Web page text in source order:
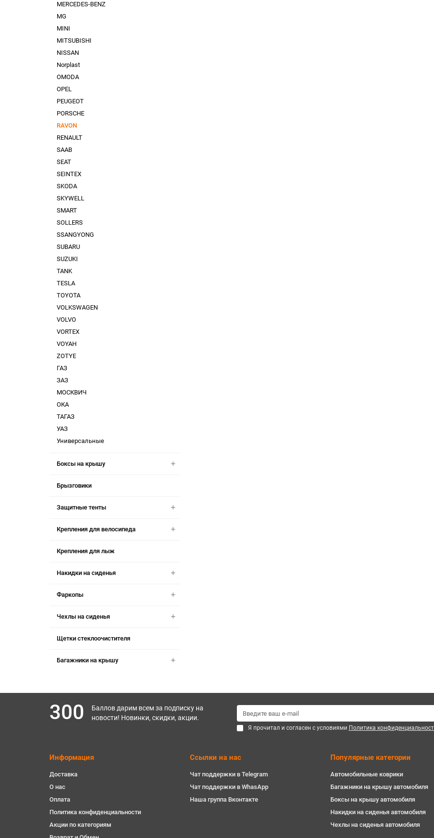
MERCEDES-BENZ
MG
MINI
MITSUBISHI
NISSAN
Norplast
OMODA
OPEL
PEUGEOT
PORSCHE
RAVON
RENAULT
SAAB
SEAT
SEINTEX
SKODA
SKYWELL
SMART
SOLLERS
SSANGYONG
SUBARU
SUZUKI
TANK
TESLA
TOYOTA
VOLKSWAGEN
VOLVO
VORTEX
VOYAH
ZOTYE
ГАЗ
ЗАЗ
МОСКВИЧ
ОКА
ТАГАЗ
УАЗ
Универсальные
Боксы на крышу
Брызговики
Защитные тенты
Крепления для велосипеда
Крепления для лыж
Накидки на сиденья
Фаркопы
Чехлы на сиденья
Щетки стеклоочистителя
Багажники на крышу
300
Баллов дарим всем за подписку на
новости! Новинки, скидки, акции.
Я прочитал и согласен с условиями Политика
Информация
Доставка
О нас
Оплата
Политика конфиденциальности
Акции по категориям
Ссылки на нас
Чат поддержки в Telegram
Чат поддержки в WhasApp
Наша группа Вконтакте
Популярные категории
Автомобильные коврики
Багажники на крышу автомобиля
Боксы на крышу автомобиля
Накидки на сиденья автомобиля
Чехлы на сиденья автомобиля